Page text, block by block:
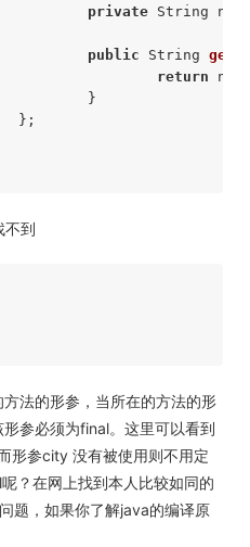
private String
public String
return
不到
法的形参，当所在的方法的形
参必须为final。这里可以看到
形参city 没有被使用则不用定
？在网上找到本人比较如同的
题，如果你了解java的编译原